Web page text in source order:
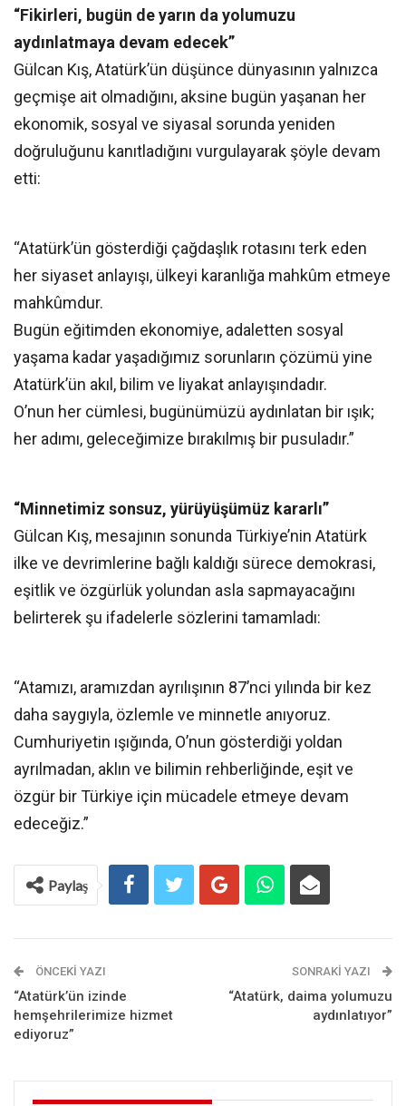
“Fikirleri, bugün de yarın da yolumuzu
aydınlatmaya devam edecek”
Gülcan Kış, Atatürk’ün düşünce dünyasının yalnızca
geçmişe ait olmadığını, aksine bugün yaşanan her
ekonomik, sosyal ve siyasal sorunda yeniden
doğruluğunu kanıtladığını vurgulayarak şöyle devam
etti:
“Atatürk’ün gösterdiği çağdaşlık rotasını terk eden
her siyaset anlayışı, ülkeyi karanlığa mahkûm etmeye
mahkûmdur.
Bugün eğitimden ekonomiye, adaletten sosyal
yaşama kadar yaşadığımız sorunların çözümü yine
Atatürk’ün akıl, bilim ve liyakat anlayışındadır.
O’nun her cümlesi, bugünümüzü aydınlatan bir ışık;
her adımı, geleceğimize bırakılmış bir pusuladır.”
“Minnetimiz sonsuz, yürüyüşümüz kararlı”
Gülcan Kış, mesajının sonunda Türkiye’nin Atatürk
ilke ve devrimlerine bağlı kaldığı sürece demokrasi,
eşitlik ve özgürlük yolundan asla sapmayacağını
belirterek şu ifadelerle sözlerini tamamladı:
“Atamızı, aramızdan ayrılışının 87’nci yılında bir kez
daha saygıyla, özlemle ve minnetle anıyoruz.
Cumhuriyetin ışığında, O’nun gösterdiği yoldan
ayrılmadan, aklın ve bilimin rehberliğinde, eşit ve
özgür bir Türkiye için mücadele etmeye devam
edeceğiz.”
Paylaş
ÖNCEKI YAZI
“Atatürk’ün izinde
hemşehrilerimize hizmet
ediyoruz”
SONRAKI YAZI
“Atatürk, daima yolumuzu
aydınlatıyor”